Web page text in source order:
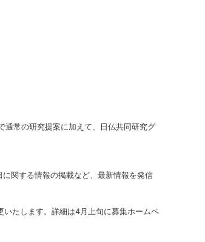
常の研究提案に加えて、日仏共同研究グ
関する情報の掲載など、最新情報を発信
たします。詳細は4月上旬に募集ホームペ